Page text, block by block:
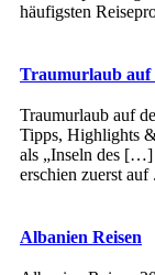
häufigsten
Traumurlaub auf
Traumurlaub auf
Tipps, Highlights
als „Inseln des […]
erschien zuerst auf .
Albanien Reisen